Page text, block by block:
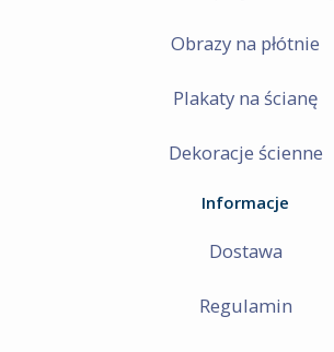
Obrazy na płótnie
Plakaty na ścianę
Dekoracje ścienne
Informacje
Dostawa
Regulamin